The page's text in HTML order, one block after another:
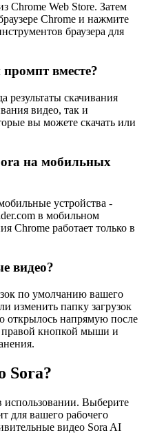
Chrome Web Store. Затем
Chrome и нажмите
браузера для
вместе?
результаты скачивания
видео, так и
вы можете скачать или
на мобильных
устройства -
в мобильном
Chrome работает только в
видео?
по умолчанию вашего
изменить папку загрузок
открылось напрямую после
правой кнопкой мыши и
Sora?
Выберите
для вашего рабочего
видео Sora AI